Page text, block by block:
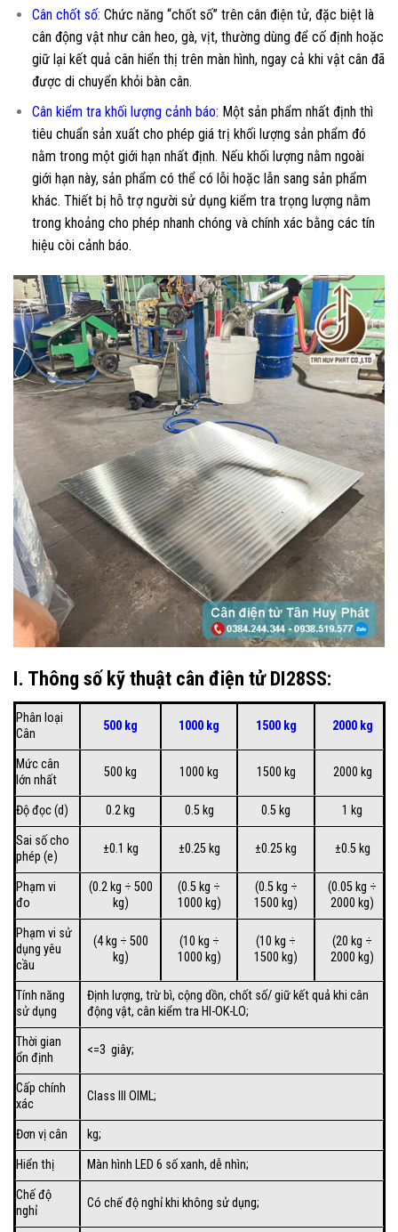
Cân chốt số: Chức năng “chốt số” trên cân điện tử, đặc biệt là
cân động vật như cân heo, gà, vịt, thường dùng để cố định hoặc
giữ lại kết quả cân hiển thị trên màn hình, ngay cả khi vật cân đã
được di chuyển khỏi bàn cân.
Cân kiểm tra khối lượng cảnh báo: Một sản phẩm nhất định thì
tiêu chuẩn sản xuất cho phép giá trị khối lượng sản phẩm đó
nằm trong một giới hạn nhất định. Nếu khối lượng nằm ngoài
giới hạn này, sản phẩm có thể có lỗi hoặc lẫn sang sản phẩm
khác. Thiết bị hỗ trợ người sử dụng kiểm tra trọng lượng nằm
trong khoảng cho phép nhanh chóng và chính xác bằng các tín
hiệu còi cảnh báo.
I. Thông số kỹ thuật cân điện tử DI28SS:
Phân loại
Cân
500 kg 1000 kg 1500 kg 2000 kg
Mức cân
lớn nhất
500 kg 1000 kg 1500 kg 2000 kg
Độ đọc (d) 0.2 kg 0.5 kg 0.5 kg
1 kg
Sai số cho
phép (e)
±0.1 kg ±0.25 kg ±0.25 kg ±0.5 kg
Phạm vi
đo
(0.2 kg ÷ 500
kg)
(0.5 kg ÷
1000 kg)
(0.5 kg ÷
1500 kg)
(0.05 kg ÷
2000 kg)
Phạm vi sử
dụng yêu
cầu
(4 kg ÷ 500
kg)
(10 kg ÷
1000 kg)
(10 kg ÷
1500 kg)
(20 kg ÷
2000 kg)
Tính năng
sử dụng
Định lượng, trừ bì, cộng dồn, chốt số/ giữ kết quả khi cân
động vật, cân kiểm tra HI-OK-LO;
Thời gian
ổn định
<=3 giây;
Cấp chính
xác
Class III OIML;
Đơn vị cân
kg;
Hiển thị
Màn hình LED 6 số xanh, dễ nhìn;
Chế độ
nghỉ
Có chế độ nghỉ khi không sử dụng;